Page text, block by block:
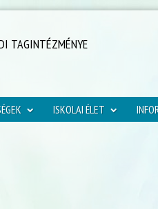
TAGINTÉZMÉNYE
ISKOLAI ÉLET